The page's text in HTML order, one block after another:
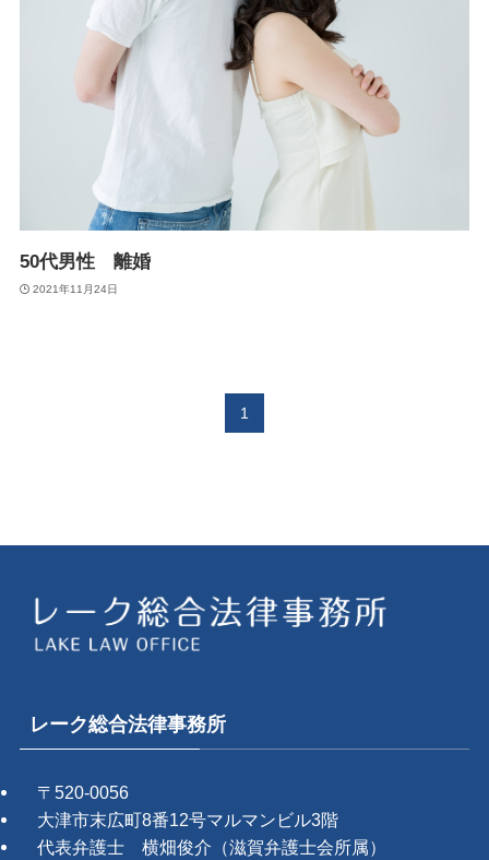
50代男性 離婚
2021年11月24日
1
レーク総合法律事務所
〒520-0056
大津市末広町8番12号マルマンビル3階
代表弁護士 横畑俊介（滋賀弁護士会所属）